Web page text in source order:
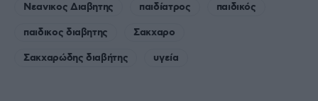
Νεανικος Διαβητης
παιδίατρος
παιδικός
παιδικος διαβητης
Σακχαρο
Σακχαρώδης διαβήτης
υγεία